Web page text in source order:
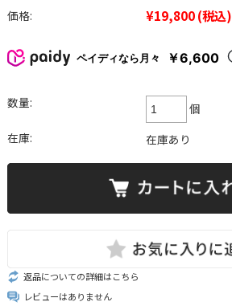
価格: ¥19,800(税込)
ペイディなら月々 ￥6,600
数量:
個
在庫:
在庫あり
返品についての詳細はこちら
レビューはありません